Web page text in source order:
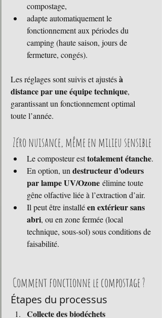
compostage,
adapte automatiquement le
fonctionnement aux périodes du
camping (haute saison, jours de
fermeture, congés).
Les réglages sont suivis et ajustés à
distance par une équipe technique,
garantissant un fonctionnement optimal
toute l’année.
Zéro nuisance, même en milieu sensible
Le composteur est totalement étanche.
En option, un destructeur d’odeurs
par lampe UV/Ozone élimine toute
gêne olfactive liée à l’extraction d’air.
Il peut être installé en extérieur sans
abri, ou en zone fermée (local
technique, sous-sol) sous conditions de
faisabilité.
Comment fonctionne le compostage ?
Étapes du processus
Collecte des biodéchets